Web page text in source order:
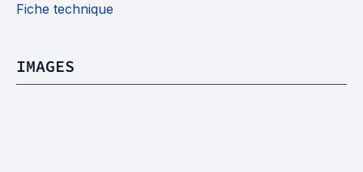
Fiche technique
IMAGES